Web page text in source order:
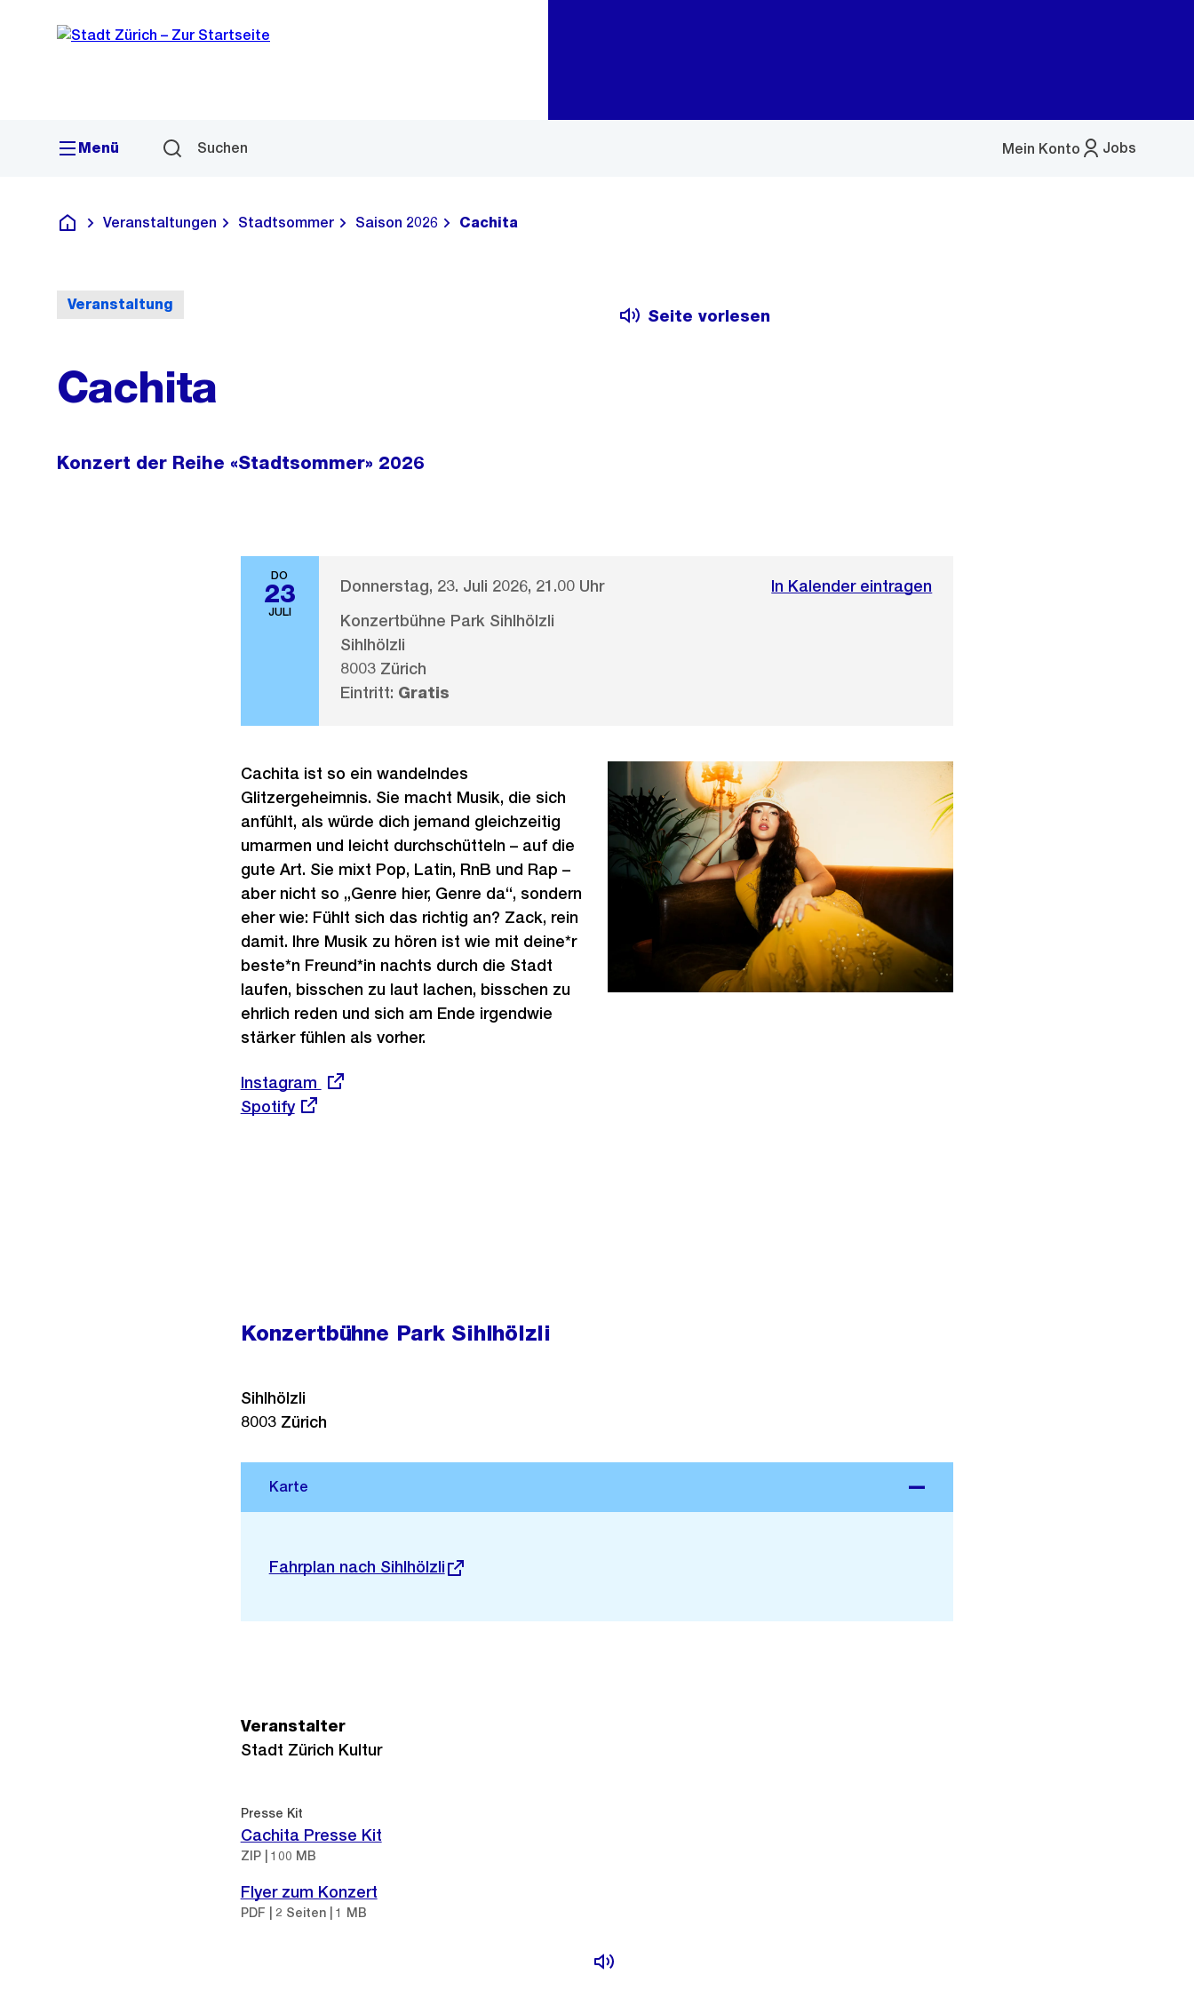
Navigation
Sprunglink
Menü Suchen Jobs
Mein Konto
Menü
Deutsch
Veranstaltungen Stadtsommer Saison 2026 Cachita
Veranstaltung
Seite vorlesen
Cachita
Konzert der Reihe «Stadtsommer» 2026
DO
23
JULI
Donnerstag, 23. Juli 2026, 21.00 Uhr
In Kalender eintragen
Konzertbühne Park Sihlhölzli
Sihlhölzli
8003 Zürich
Eintritt: Gratis
Cachita ist so ein wandelndes
Glitzergeheimnis. Sie macht Musik, die sich
anfühlt, als würde dich jemand gleichzeitig
umarmen und leicht durchschütteln – auf die
gute Art. Sie mixt Pop, Latin, RnB und Rap –
aber nicht so „Genre hier, Genre da“, sondern
eher wie: Fühlt sich das richtig an? Zack, rein
damit. Ihre Musik zu hören ist wie mit deine*r
beste*n Freund*in nachts durch die Stadt
laufen, bisschen zu laut lachen, bisschen zu
ehrlich reden und sich am Ende irgendwie
stärker fühlen als vorher.
Externer
Link:
Instagram
Externer
Spotify
Konzertbühne Park Sihlhölzli
Externer
Fahrplan nach Sihlhölzli
Sihlhölzli
8003 Zürich
Veranstalter
Stadt Zürich Kultur
Presse Kit
Cachita Presse Kit
ZIP | 100 MB
Flyer zum Konzert
PDF | 2 Seiten | 1 MB